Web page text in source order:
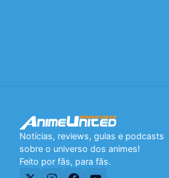
Notícias, reviews, guias e podcasts
sobre o universo dos animes!
Feito por fãs, para fãs.